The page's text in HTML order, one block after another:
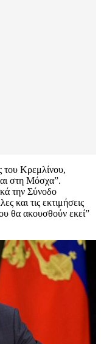
του Κρεμλίνου,
στη Μόσχα”.
την Σύνοδο
και τις εκτιμήσεις
θα ακουσθούν εκεί”